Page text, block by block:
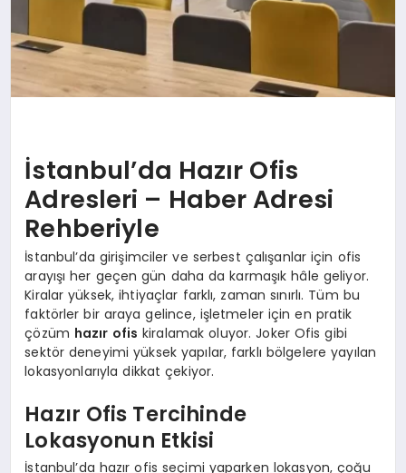
İstanbul’da Hazır Ofis
Adresleri – Haber Adresi
Rehberiyle
İstanbul’da girişimciler ve serbest çalışanlar için ofis
arayışı her geçen gün daha da karmaşık hâle geliyor.
Kiralar yüksek, ihtiyaçlar farklı, zaman sınırlı. Tüm bu
faktörler bir araya gelince, işletmeler için en pratik
çözüm hazır ofis kiralamak oluyor. Joker Ofis gibi
sektör deneyimi yüksek yapılar, farklı bölgelere yayılan
lokasyonlarıyla dikkat çekiyor.
Hazır Ofis Tercihinde
Lokasyonun Etkisi
İstanbul’da hazır ofis seçimi yaparken lokasyon, çoğu